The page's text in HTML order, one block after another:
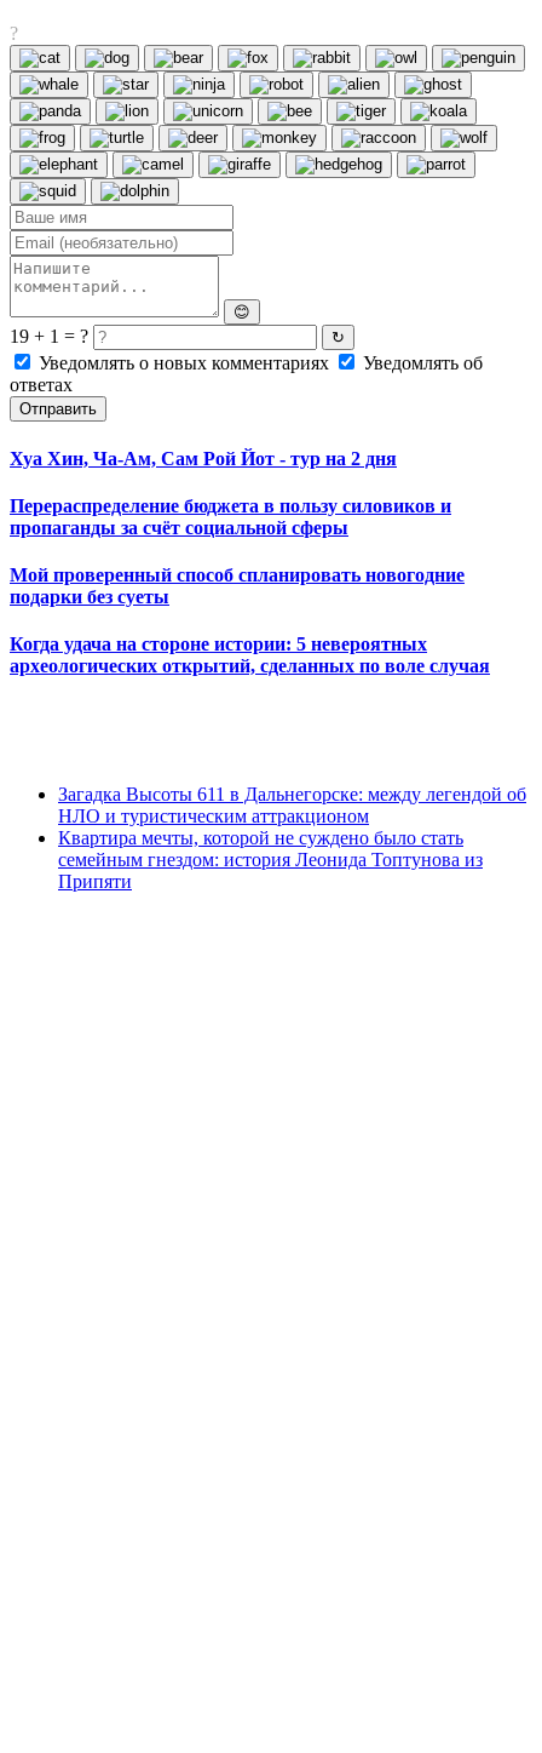
?
😊
19 + 1 = ? ↻
Уведомлять о новых комментариях
Уведомлять об
ответах
Отправить
Хуа Хин, Ча-Ам, Сам Рой Йот - тур на 2 дня
Перераспределение бюджета в пользу силовиков и
пропаганды за счёт социальной сферы
Мой проверенный способ спланировать новогодние
подарки без суеты
Когда удача на стороне истории: 5 невероятных
археологических открытий, сделанных по воле случая
Загадка Высоты 611 в Дальнегорске: между легендой об
НЛО и туристическим аттракционом
Квартира мечты, которой не суждено было стать
семейным гнездом: история Леонида Топтунова из
Припяти